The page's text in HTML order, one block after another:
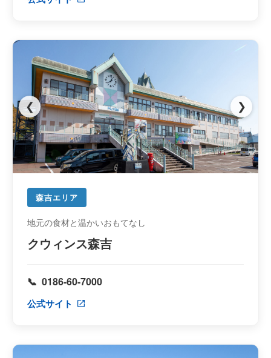
❮ ❯
森吉エリア
地元の食材と温かいおもてなし
クウィンス森吉
0186-60-7000
公式サイト